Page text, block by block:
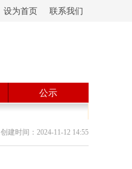
联系我们
设为首页
公示
创建时间： 2024-11-12 14:55